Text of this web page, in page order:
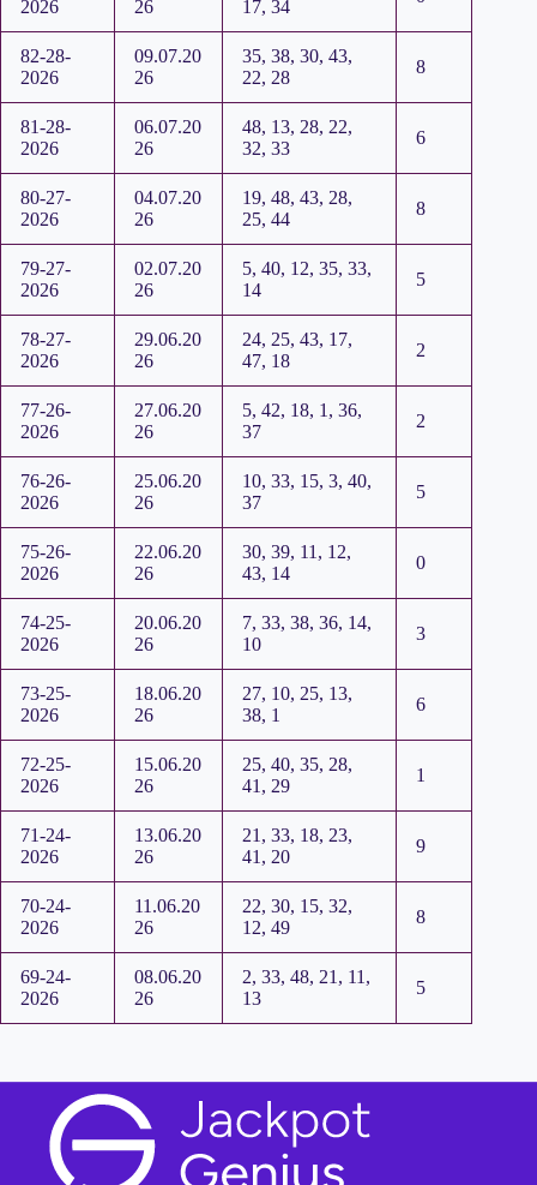
2026
26
17, 34
82-28-
2026
09.07.20
26
35, 38, 30, 43,
22, 28
8
81-28-
2026
06.07.20
26
48, 13, 28, 22,
32, 33
6
80-27-
2026
04.07.20
26
19, 48, 43, 28,
25, 44
8
79-27-
2026
02.07.20
26
5, 40, 12, 35, 33,
14
5
78-27-
2026
29.06.20
26
24, 25, 43, 17,
47, 18
2
77-26-
2026
27.06.20
26
5, 42, 18, 1, 36,
37
2
76-26-
2026
25.06.20
26
10, 33, 15, 3, 40,
37
5
75-26-
2026
22.06.20
26
30, 39, 11, 12,
43, 14
0
74-25-
2026
20.06.20
26
7, 33, 38, 36, 14,
10
3
73-25-
2026
18.06.20
26
27, 10, 25, 13,
38, 1
6
72-25-
2026
15.06.20
26
25, 40, 35, 28,
41, 29
1
71-24-
2026
13.06.20
26
21, 33, 18, 23,
41, 20
9
70-24-
2026
11.06.20
26
22, 30, 15, 32,
12, 49
8
69-24-
2026
08.06.20
26
2, 33, 48, 21, 11,
13
5